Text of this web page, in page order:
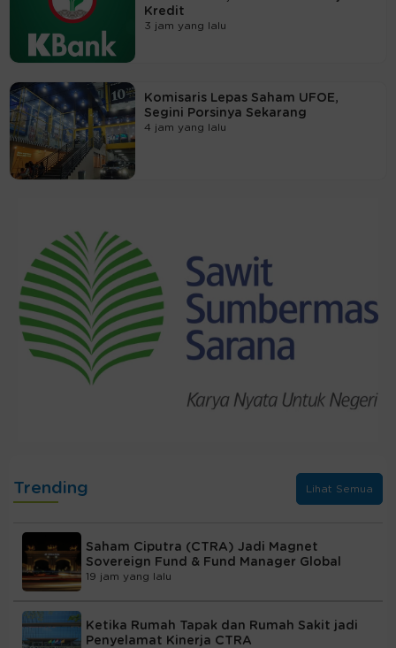
Kredit
3 jam yang lalu
Komisaris Lepas Saham UFOE,
Segini Porsinya Sekarang
4 jam yang lalu
Trending Lihat Semua
Saham Ciputra (CTRA) Jadi Magnet
Sovereign Fund & Fund Manager Global
19 jam yang lalu
Ketika Rumah Tapak dan Rumah Sakit jadi
Penyelamat Kinerja CTRA